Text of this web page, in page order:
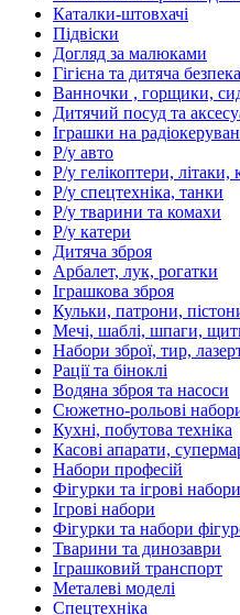
Каталки-штовхачі
Підвіски
Догляд за малюками
Гігієна та дитяча безпека
Ванночки , горщики,
Дитячий посуд та
Іграшки на
Р/у авто
Р/у гелікоптери, літаки,
Р/у спецтехніка, танки
Р/у тварини та комахи
Р/у катери
Дитяча зброя
Арбалет, лук, рогатки
Іграшкова зброя
Кульки, патрони,
Мечі, шаблі, шпаги,
Набори зброї, тир,
Рації та біноклі
Водяна зброя та насоси
Сюжетно-рольові
Кухні, побутова техніка
Касові апарати,
Набори професій
Фігурки та ігрові набори
Ігрові набори
Фігурки та набори
Тварини та динозаври
Іграшковий транспорт
Металеві моделі
Спецтехніка